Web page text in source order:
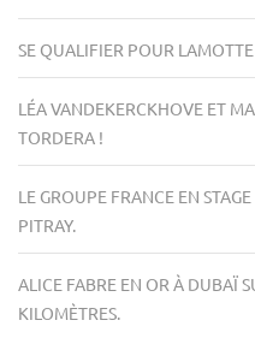
SE QUALIFIER POUR
LÉA VANDEKERCKHOVE ET
TORDERA !
LE GROUPE FRANCE EN
PITRAY.
ALICE FABRE EN OR À DUBAÏ
KILOMÈTRES.